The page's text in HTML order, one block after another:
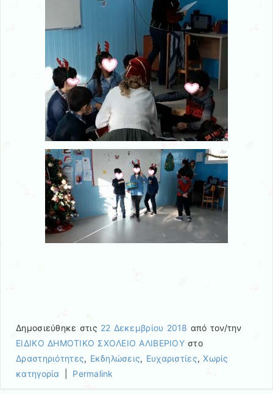
Δημοσιεύθηκε στις 22 Δεκεμβρίου 2018 από τον/την
ΕΙΔΙΚΟ ΔΗΜΟΤΙΚΟ ΣΧΟΛΕΙΟ ΑΛΙΒΕΡΙΟΥστο
Δραστηριότητες, Εκδηλώσεις, Ευχαριστίες,Χωρίς
κατηγορία
Permalink